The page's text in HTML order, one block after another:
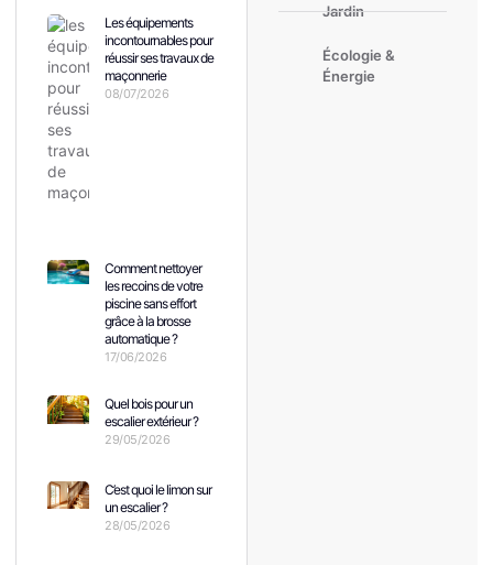
Les équipements
incontournables pour
réussir ses travaux de
maçonnerie
08/07/2026
Comment nettoyer
les recoins de votre
piscine sans effort
grâce à la brosse
automatique ?
17/06/2026
Quel bois pour un
escalier extérieur ?
29/05/2026
C’est quoi le limon sur
un escalier ?
28/05/2026
Jardin
Écologie &
Énergie